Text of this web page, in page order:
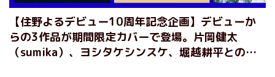
【住野よるデビュー10周年記念企画】デビューか
らの3作品が期間限定カバーで登場。片岡健太
（sumika）、ヨシタケシンスケ、堀越耕平との豪